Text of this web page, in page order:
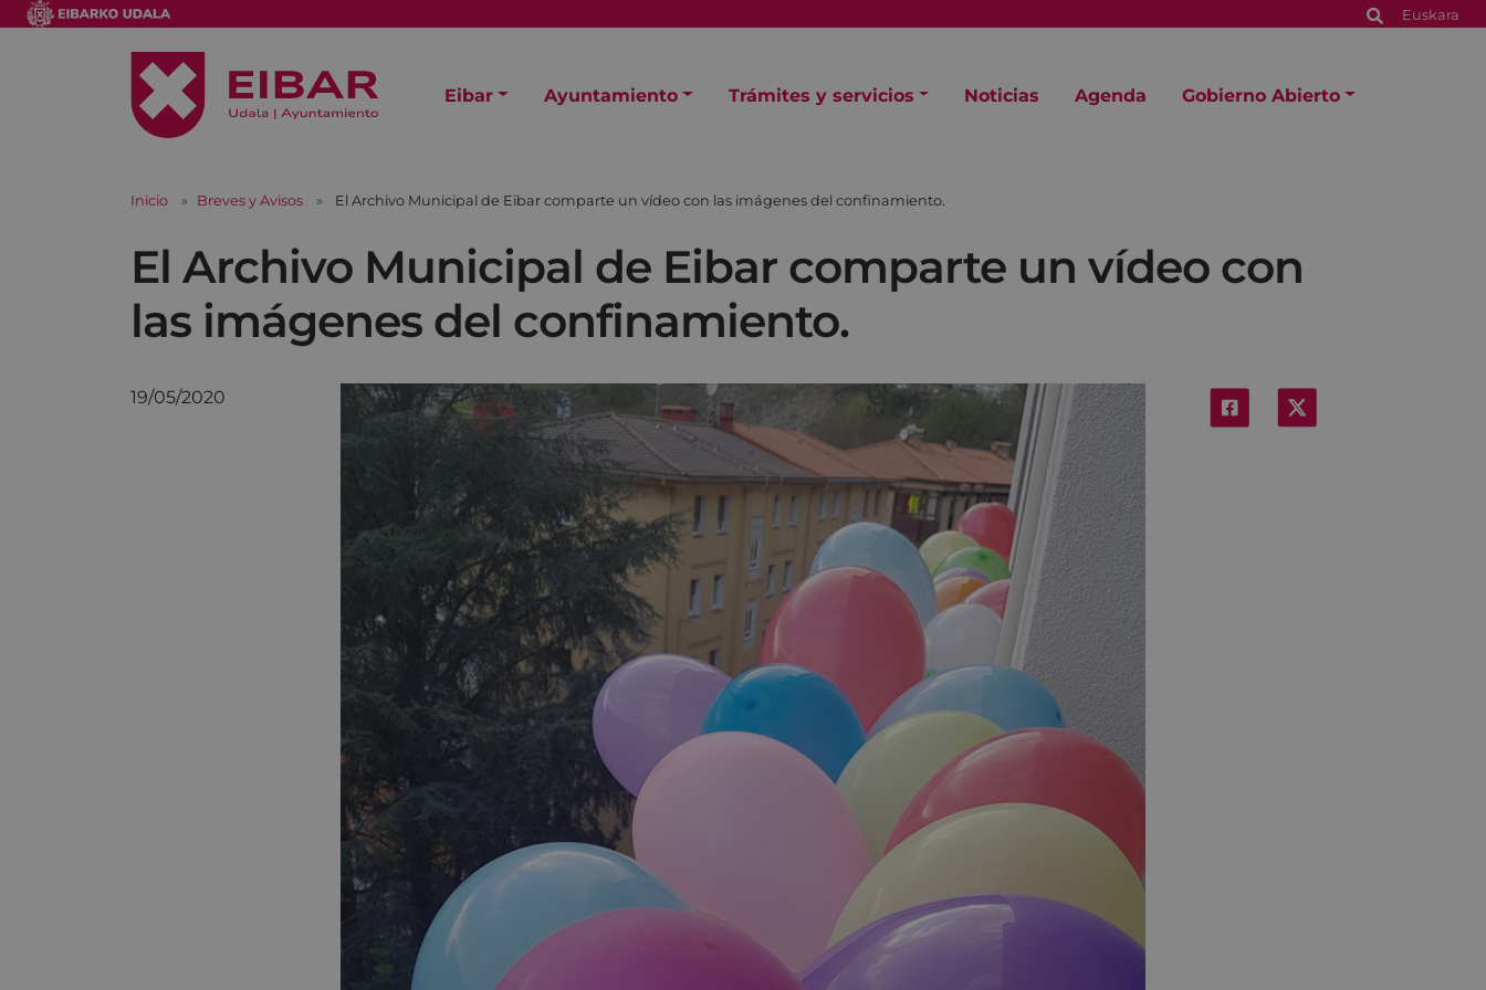
Euskara
Eibar Ayuntamiento Trámites y servicios Noticias Agenda Gobierno Abierto
Inicio Breves y Avisos El Archivo Municipal de Eibar comparte un vídeo con las imágenes del confinamiento.
El Archivo Municipal de Eibar comparte un vídeo con
las imágenes del confinamiento.
19/05/2020